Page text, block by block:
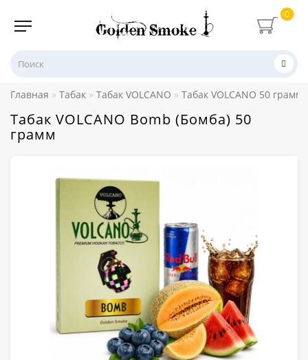
0
Главная Табак Табак VOLCANO Табак VOLCANO 50 грамм
Табак VOLCANO Bomb (Бомба) 50
грамм